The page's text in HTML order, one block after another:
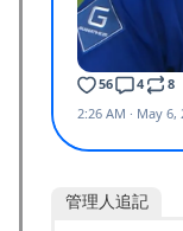
外国人「アジ
ト1入りに現
に！アメリカ
応】
【海外の反応
管理人追記